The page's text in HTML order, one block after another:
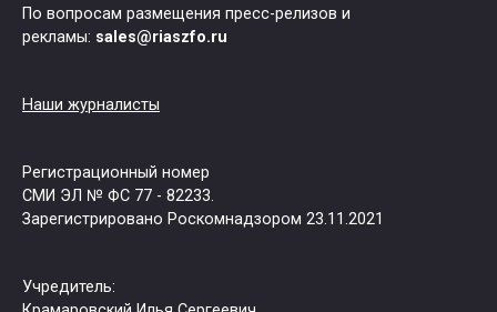
По вопросам размещения пресс-релизов и
рекламы: sales@riaszfo.ru
Наши журналисты
Регистрационный номер
СМИ ЭЛ № ФС 77 - 82233.
Зарегистрировано Роскомнадзором 23.11.2021
Учредитель: